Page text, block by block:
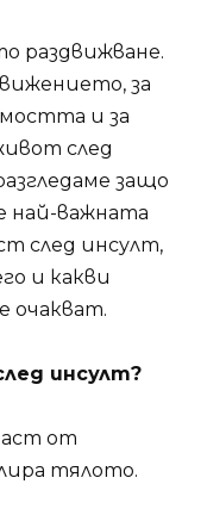
раздвижване.
за
и за
след
защо
най-важната
след инсулт,
и какви
очакват.
инсулт?
от
тялото.